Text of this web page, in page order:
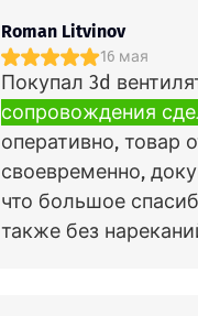
Roman Litvinov
16 мая
Покупал 3d
сопровождения
оперативно, товар
своевременно,
что большое
также без